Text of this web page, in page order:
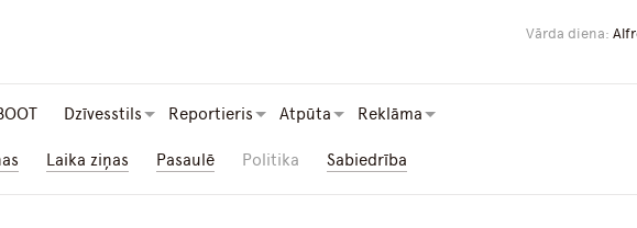
Vārda diena:
Dzīvesstils Reportieris Atpūta Reklāma
Laika ziņas Pasaulē Politika Sabiedrība